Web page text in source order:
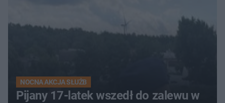
NOCNA AKCJA SŁUŻB
Pijany 17-latek wszedł do zalewu w